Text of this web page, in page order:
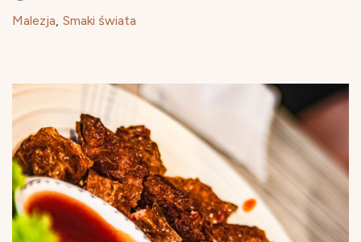
Malezja, Smaki świata